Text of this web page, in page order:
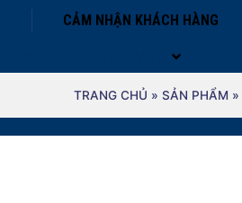
CẢM NHẬN KHÁCH HÀNG
TRANG CHỦ » SẢN PHẨM »